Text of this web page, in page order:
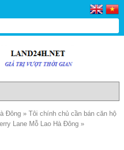
Đông » Tôi chính chủ cần bán căn hộ
Lane Mỗ Lao Hà Đông »